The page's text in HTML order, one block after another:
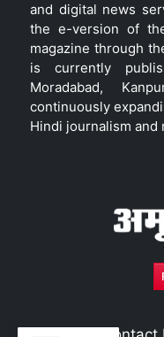
and digital news
the e-version of
magazine through
is currently
Moradabad,
continuously
Hindi journalism and